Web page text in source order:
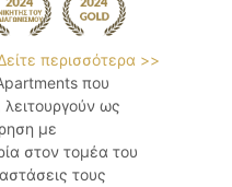
περισσότερα >>
που
ως
με
στον τομέα του
τους